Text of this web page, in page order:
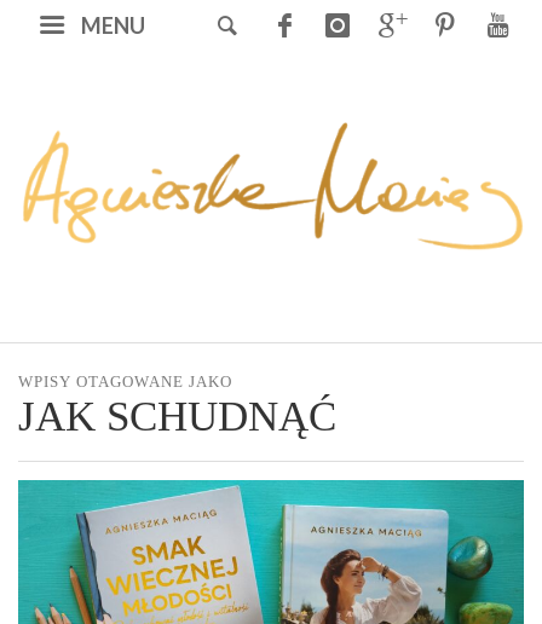
MENU
WPISY OTAGOWANE JAKO
JAK SCHUDNĄĆ